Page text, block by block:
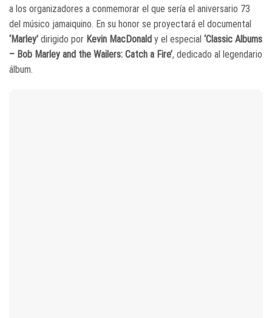
a los organizadores a conmemorar el que sería el aniversario 73
del músico jamaiquino. En su honor se proyectará el documental
‘Marley’ dirigido por Kevin MacDonald y el especial ‘Classic Albums
– Bob Marley and the Wailers: Catch a Fire’, dedicado al legendario
álbum.